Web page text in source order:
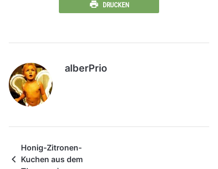
DRUCKEN
alberPrio
Honig-Zitronen-
Kuchen aus dem